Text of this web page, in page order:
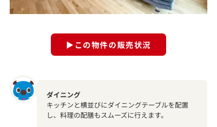
▶この物件の販売状況
ダイニング
キッチンと横並びにダイニングテーブルを配置
し、料理の配膳もスムーズに行えます。